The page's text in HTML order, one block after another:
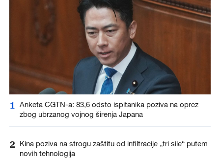
1
Anketa CGTN-a: 83,6 odsto ispitanika poziva na oprez
zbog ubrzanog vojnog širenja Japana
2 Kina poziva na strogu zaštitu od infiltracije „tri sile“ putem
novih tehnologija